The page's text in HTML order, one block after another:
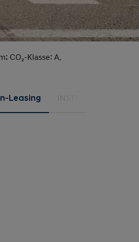
CO₂-Klasse: A.
Leasing INSTER Studios